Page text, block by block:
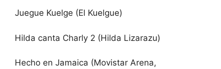
Juegue Kuelge (El Kuelgue)
Hilda canta Charly 2 (Hilda Lizarazu)
Hecho en Jamaica (Movistar Arena,